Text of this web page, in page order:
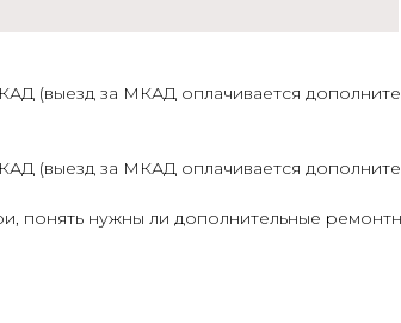
(выезд за МКАД оплачивается
(выезд за МКАД оплачивается
понять нужны ли дополнительные